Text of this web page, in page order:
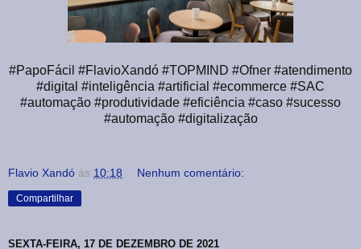
#PapoFácil #FlavioXandó #TOPMIND #Ofner #atendimento
#digital #inteligência #artificial #ecommerce #SAC
#automação #produtividade #eficiência #caso #sucesso
#automação #digitalização
Flavio Xandó às 10:18 Nenhum comentário:
Compartilhar
SEXTA-FEIRA, 17 DE DEZEMBRO DE 2021